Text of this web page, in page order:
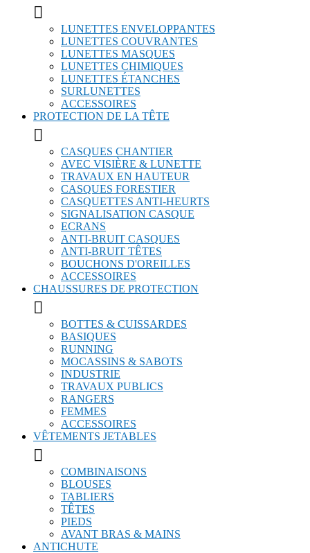

LUNETTES ENVELOPPANTES
LUNETTES COUVRANTES
LUNETTES MASQUES
LUNETTES CHIMIQUES
LUNETTES ÉTANCHES
SURLUNETTES
ACCESSOIRES
PROTECTION DE LA TÊTE

CASQUES CHANTIER
AVEC VISIÈRE & LUNETTE
TRAVAUX EN HAUTEUR
CASQUES FORESTIER
CASQUETTES ANTI-HEURTS
SIGNALISATION CASQUE
ECRANS
ANTI-BRUIT CASQUES
ANTI-BRUIT TÊTES
BOUCHONS D'OREILLES
ACCESSOIRES
CHAUSSURES DE PROTECTION

BOTTES & CUISSARDES
BASIQUES
RUNNING
MOCASSINS & SABOTS
INDUSTRIE
TRAVAUX PUBLICS
RANGERS
FEMMES
ACCESSOIRES
VÊTEMENTS JETABLES

COMBINAISONS
BLOUSES
TABLIERS
TÊTES
PIEDS
AVANT BRAS & MAINS
ANTICHUTE